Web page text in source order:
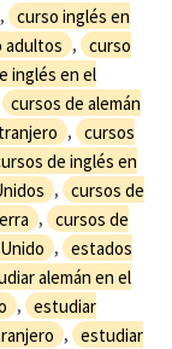
, curso inglés en
adultos , curso
inglés en el
cursos de alemán
, cursos
de inglés en
, cursos de
, cursos de
, estados
alemán en el
, estudiar
, estudiar